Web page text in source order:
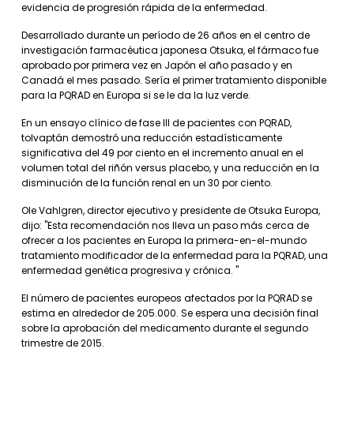
evidencia de progresión rápida de la enfermedad.
Desarrollado durante un período de 26 años en el centro de
investigación farmacéutica japonesa Otsuka, el fármaco fue
aprobado por primera vez en Japón el año pasado y en
Canadá el mes pasado. Sería el primer tratamiento disponible
para la PQRAD en Europa si se le da la luz verde.
En un ensayo clínico de fase III de pacientes con PQRAD,
tolvaptán demostró una reducción estadísticamente
significativa del 49 por ciento en el incremento anual en el
volumen total del riñón versus placebo, y una reducción en la
disminución de la función renal en un 30 por ciento.
Ole Vahlgren, director ejecutivo y presidente de Otsuka Europa,
dijo: "Esta recomendación nos lleva un paso más cerca de
ofrecer a los pacientes en Europa la primera-en-el-mundo
tratamiento modificador de la enfermedad para la PQRAD, una
enfermedad genética progresiva y crónica. "
El número de pacientes europeos afectados por la PQRAD se
estima en alrededor de 205.000. Se espera una decisión final
sobre la aprobación del medicamento durante el segundo
trimestre de 2015.